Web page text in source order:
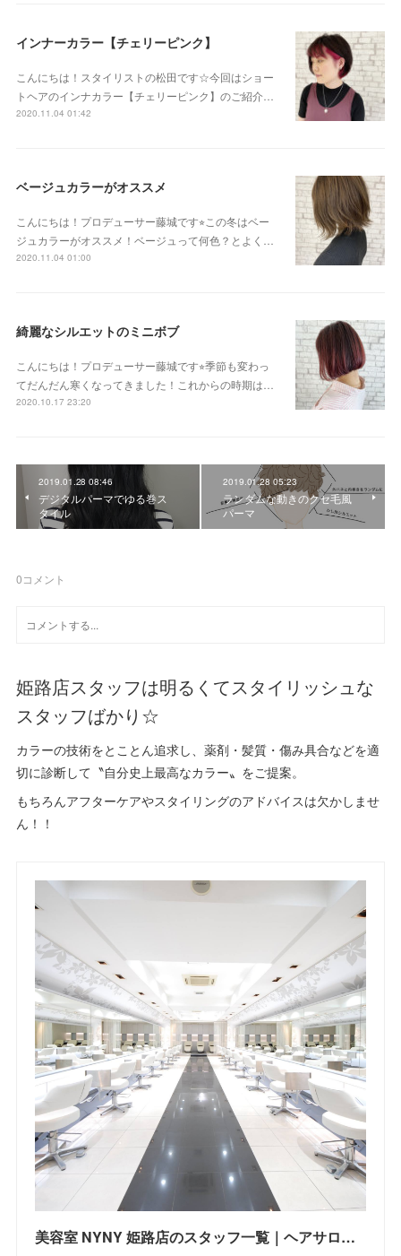
インナーカラー【チェリーピンク】
こんにちは！スタイリストの松田です☆今回はショー
トヘアのインナカラー【チェリーピンク】のご紹介…
2020.11.04 01:42
ベージュカラーがオススメ
こんにちは！プロデューサー藤城です⭐︎この冬はベー
ジュカラーがオススメ！ベージュって何色？とよく…
2020.11.04 01:00
綺麗なシルエットのミニボブ
こんにちは！プロデューサー藤城です⭐︎季節も変わっ
てだんだん寒くなってきました！これからの時期は…
2020.10.17 23:20
2019.01.28 08:46
デジタルパーマでゆる巻ス
タイル
2019.01.28 05:23
ランダムな動きのクセ毛風
パーマ
0コメント
姫路店スタッフは明るくてスタイリッシュな
スタッフばかり☆
カラーの技術をとことん追求し、薬剤・髪質・傷み具合などを適
切に診断して〝自分史上最高なカラー〟をご提案。
もちろんアフターケアやスタイリングのアドバイスは欠かしませ
ん！！
美容室 NYNY 姫路店のスタッフ一覧｜ヘアサロン・美容院｜ニューヨークニューヨーク